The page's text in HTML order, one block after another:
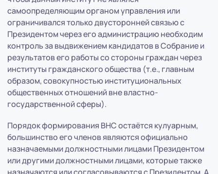
самоопределяющим органом управления или
ограничивался только двусторонней связью с
Президентом через его администрацию необходим
контроль за выдвижением кандидатов в Собрание и
результатов его работы со стороны граждан через
институты гражданского общества (т.е., главным
образом, совокупностью институциональных
общественных отношений вне властно-
государственной сферы).
Порядок формирования ВНС остаётся кулуарным,
большинство его членов являются официально
назначаемыми должностными лицами Президентом
или другими должностными лицами, которые также